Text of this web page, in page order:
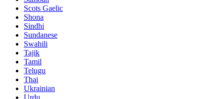
Scots Gaelic
Shona
Sindhi
Sundanese
Swahili
Tajik
Tamil
Telugu
Thai
Ukrainian